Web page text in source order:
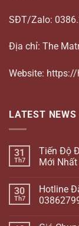
SĐT/Zalo:
Địa chỉ: The
Website:
LATEST NEWS
31
Th7
Tiến Độ
Mới
30
Th7
Hotline